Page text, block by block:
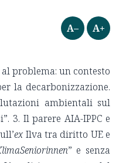
A– A+
problema: un contesto
la decarbonizzazione.
ambientali sul
3. Il parere AIA-IPPC e
exIlva tra diritto UE e
” e senza